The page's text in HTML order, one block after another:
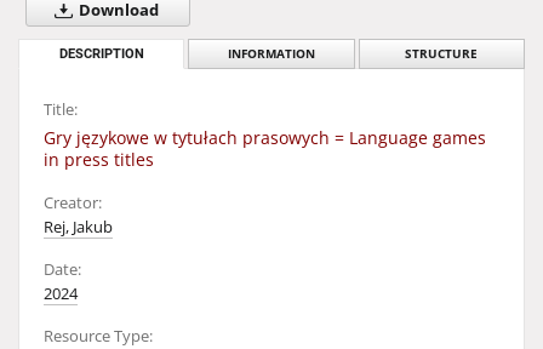
Download
DESCRIPTION INFORMATION STRUCTURE
Title:
Gry językowe w tytułach prasowych = Language games
in press titles
Creator:
Rej, Jakub
Date:
2024
Resource Type: